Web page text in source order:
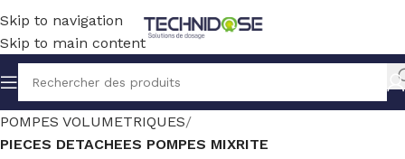
Skip to navigation
Skip to main content
Accueil TRAITEMENT EAU DOSAGE
POMPES VOLUMETRIQUES
PIECES DETACHEES POMPES MIXRITE